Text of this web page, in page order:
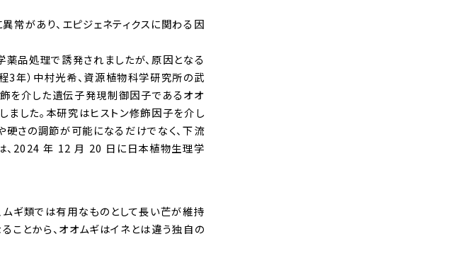
があり、エピジェネティクスに関わる因
品処理で誘発されましたが、原因となる
3年）中村光希、資源植物科学研究所の武
を介した遺伝子発現制御因子であるオオ
した。本研究はヒストン修飾因子を介し
硬さの調節が可能になるだけでなく、下流
、2024 年 12 月 20 日に日本植物生理学
ギ類では有用なものとして長い芒が維持
ことから、オオムギはイネとは違う独自の